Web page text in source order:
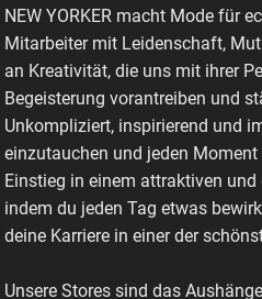
NEW YORKER macht Mode für
Mitarbeiter mit Leidenschaft,
an Kreativität, die uns mit ihrer
Begeisterung vorantreiben und
Unkompliziert, inspirierend und
einzutauchen und jeden
Einstieg in einem attraktiven
indem du jeden Tag etwas
deine Karriere in einer der
Unsere Stores sind das